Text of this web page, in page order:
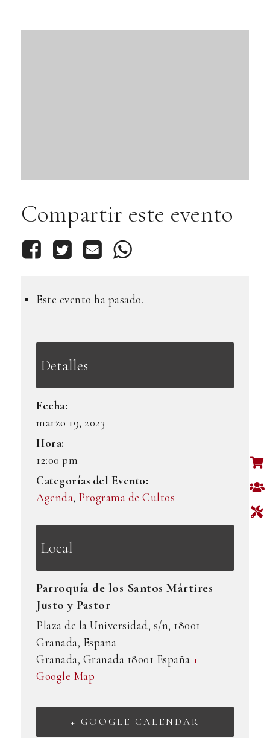
Compartir este evento
Este evento ha pasado.
Detalles
Fecha:
marzo 19, 2023
Hora:
12:00 pm
Categorías del Evento:
Agenda, Programa de Cultos
Local
Parroquía de los Santos Mártires
Justo y Pastor
Plaza de la Universidad, s/n, 18001
Granada, España
Granada, Granada 18001 España +
Google Map
+ GOOGLE CALENDAR